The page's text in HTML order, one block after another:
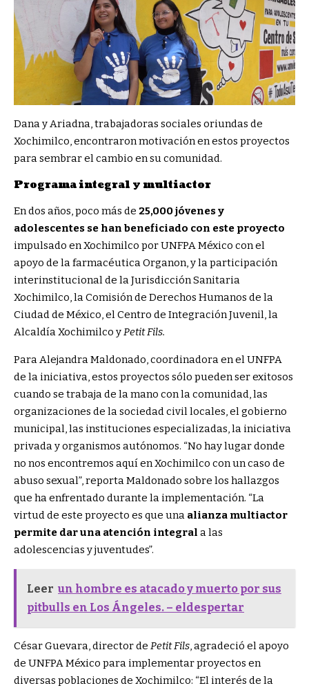
Dana y Ariadna, trabajadoras sociales oriundas de
Xochimilco, encontraron motivación en estos proyectos
para sembrar el cambio en su comunidad.
Programa integral y multiactor
En dos años, poco más de 25,000 jóvenes y
adolescentes se han beneficiado con este proyecto
impulsado en Xochimilco por UNFPA México con el
apoyo de la farmacéutica Organon, y la participación
interinstitucional de la Jurisdicción Sanitaria
Xochimilco, la Comisión de Derechos Humanos de la
Ciudad de México, el Centro de Integración Juvenil, la
Alcaldía Xochimilco yPetit Fils.
Para Alejandra Maldonado, coordinadora en el UNFPA
de la iniciativa, estos proyectos sólo pueden ser exitosos
cuando se trabaja de la mano con la comunidad, las
organizaciones de la sociedad civil locales, el gobierno
municipal, las instituciones especializadas, la iniciativa
privada y organismos autónomos. “No hay lugar donde
no nos encontremos aquí en Xochimilco con un caso de
abuso sexual”, reporta Maldonado sobre los hallazgos
que ha enfrentado durante la implementación. “La
virtud de este proyecto es que una alianza multiactor
permite dar una atención integral a las
adolescencias y juventudes”.
Leer un hombre es atacado y muerto por sus
pitbulls en Los Ángeles. – eldespertar
César Guevara, director de Petit Fils, agradeció el apoyo
de UNFPA México para implementar proyectos en
diversas poblaciones de Xochimilco: “El interés de la